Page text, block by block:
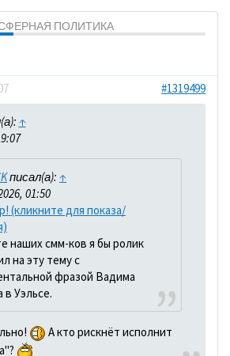
ПОЛИТИКА
#1319499
↑
писал(а): ↑
01:50
(кликните для показа/
наших смм-ков я бы ролик
на эту тему с
фразой Вадима
в Уэльсе.
А кто рискнёт исполнит